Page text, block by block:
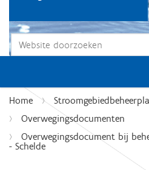
Zoek
Home
Overwegingsdocumenten
Overwegingsdocument bij
- Schelde